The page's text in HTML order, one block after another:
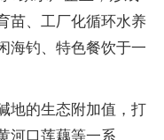
苗、工厂化循环水养
海钓、特色餐饮于一
地的生态附加值，打
河口莲藕等一系